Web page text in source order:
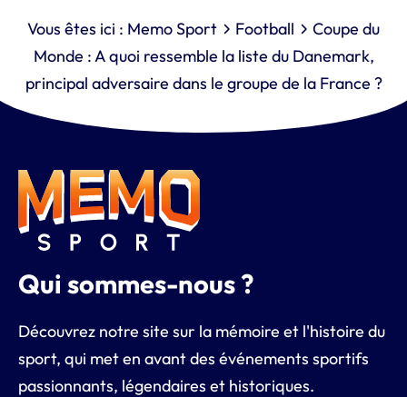
Vous êtes ici : Memo Sport Football
Coupe du
Monde : A quoi ressemble la liste du Danemark,
principal adversaire dans le groupe de la France ?
Qui sommes-nous ?
Découvrez notre site sur la mémoire et l'histoire du
sport, qui met en avant des événements sportifs
passionnants, légendaires et historiques.